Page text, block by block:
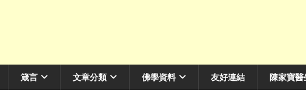
箴言 文章分類 佛學資料 友好連結 陳家寶醫